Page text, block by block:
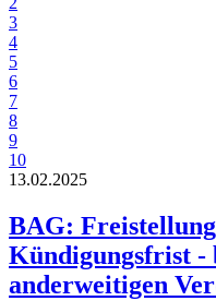
3
4
5
6
7
8
9
10
13.02.2025
BAG:
Kündigungsfrist -
anderweitigen